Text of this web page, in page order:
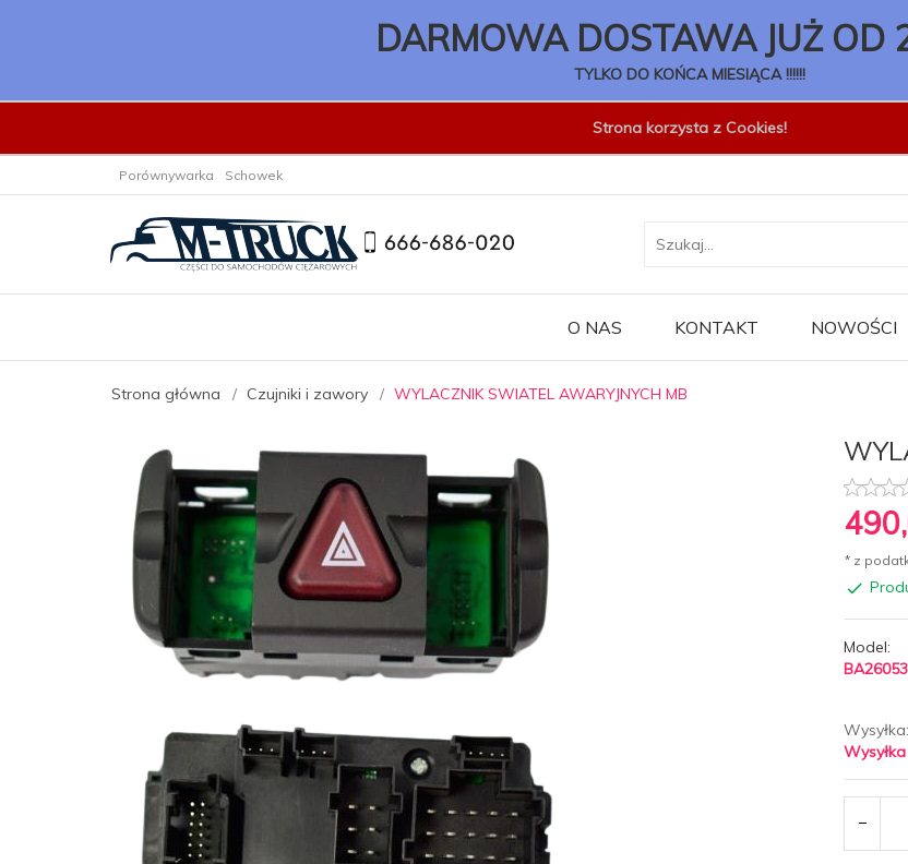
DARMOWA DOSTAWA JUŻ OD
TYLKO DO KOŃCA MIESIĄCA !!!!!!
Strona korzysta z Cookies!
Porównywarka Schowek
O NAS KONTAKT NOWOŚCI
Strona główna Czujniki i zawory WYLACZNIK SWIATEL AWARYJNYCH MB
490,
* z
Model:
BA26053
Wysyłka: